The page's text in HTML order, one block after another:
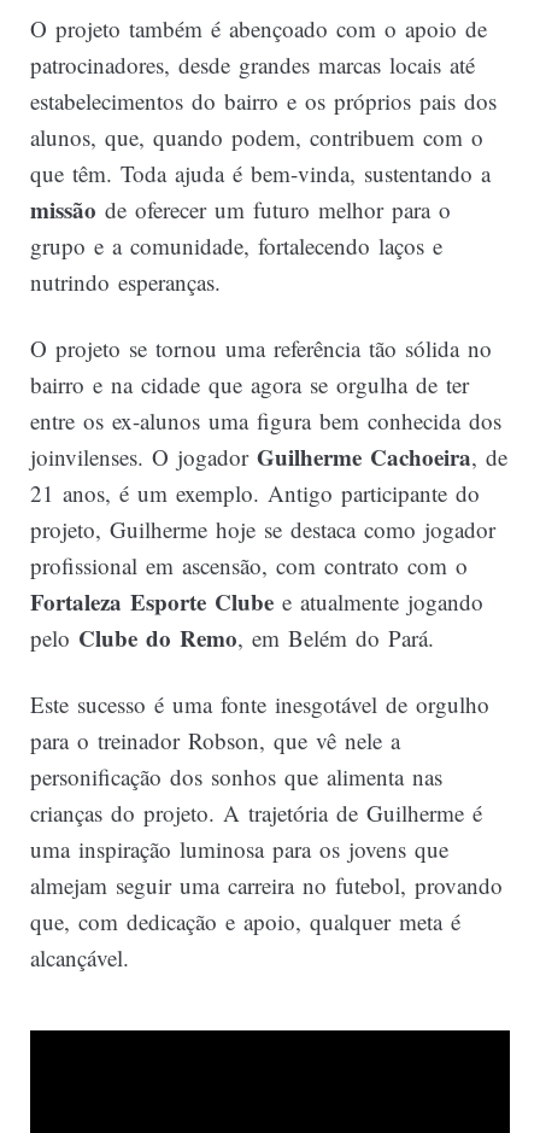
O projeto também é abençoado com o apoio de
patrocinadores, desde grandes marcas locais até
estabelecimentos do bairro e os próprios pais dos
alunos, que, quando podem, contribuem com o
que têm. Toda ajuda é bem-vinda, sustentando a
missão de oferecer um futuro melhor para o
grupo e a comunidade, fortalecendo laços e
nutrindo esperanças.
O projeto se tornou uma referência tão sólida no
bairro e na cidade que agora se orgulha de ter
entre os ex-alunos uma figura bem conhecida dos
joinvilenses. O jogador Guilherme Cachoeira, de
21 anos, é um exemplo. Antigo participante do
projeto, Guilherme hoje se destaca como jogador
profissional em ascensão, com contrato com o
Fortaleza Esporte Clube e atualmente jogando
pelo Clube do Remo, em Belém do Pará.
Este sucesso é uma fonte inesgotável de orgulho
para o treinador Robson, que vê nele a
personificação dos sonhos que alimenta nas
crianças do projeto. A trajetória de Guilherme é
uma inspiração luminosa para os jovens que
almejam seguir uma carreira no futebol, provando
que, com dedicação e apoio, qualquer meta é
alcançável.